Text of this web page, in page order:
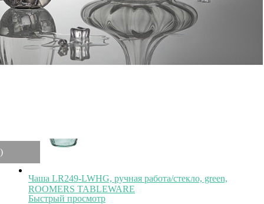
Бокал 3375, стекло, clear, ITALESSE
Быстрый просмотр
Чаша LR249-LWHG, ручная работа/стекло, green,
ROOMERS TABLEWARE
Быстрый просмотр